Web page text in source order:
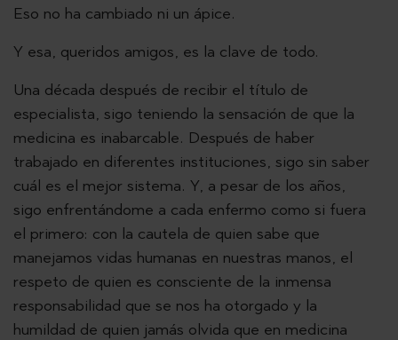
Eso no ha cambiado ni un ápice.
Y esa, queridos amigos, es la clave de todo.
Una década después de recibir el título de
especialista, sigo teniendo la sensación de que la
medicina es inabarcable. Después de haber
trabajado en diferentes instituciones, sigo sin saber
cuál es el mejor sistema. Y, a pesar de los años,
sigo enfrentándome a cada enfermo como si fuera
el primero: con la cautela de quien sabe que
manejamos vidas humanas en nuestras manos, el
respeto de quien es consciente de la inmensa
responsabilidad que se nos ha otorgado y la
humildad de quien jamás olvida que en medicina